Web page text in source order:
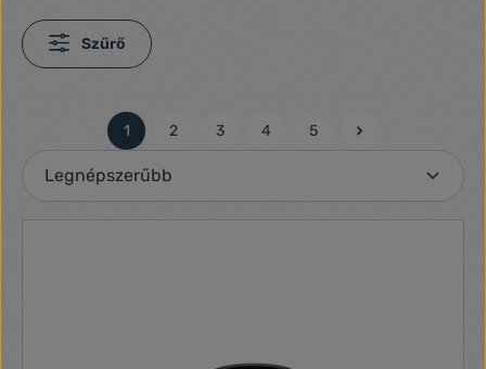
Szűrő
Oldal
1
Oldal
2
Oldal
3
Oldal
4
Oldal
5